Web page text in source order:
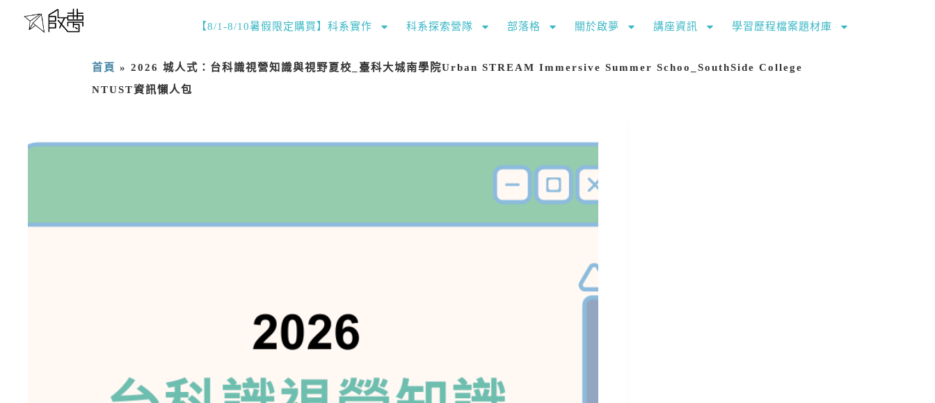
【8/1-8/10暑假限定購買】科系實作 科系探索營隊 部落格 關於啟夢 講座資訊 學習歷程檔案題材庫
首頁 » 2026 城人式：台科識視營知識與視野夏校_臺科大城南學院Urban STREAM Immersive Summer Schoo_SouthSide College
NTUST資訊懶人包